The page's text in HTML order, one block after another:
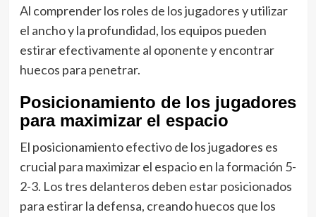
Al comprender los roles de los jugadores y utilizar
el ancho y la profundidad, los equipos pueden
estirar efectivamente al oponente y encontrar
huecos para penetrar.
Posicionamiento de los jugadores
para maximizar el espacio
El posicionamiento efectivo de los jugadores es
crucial para maximizar el espacio en la formación 5-
2-3. Los tres delanteros deben estar posicionados
para estirar la defensa, creando huecos que los